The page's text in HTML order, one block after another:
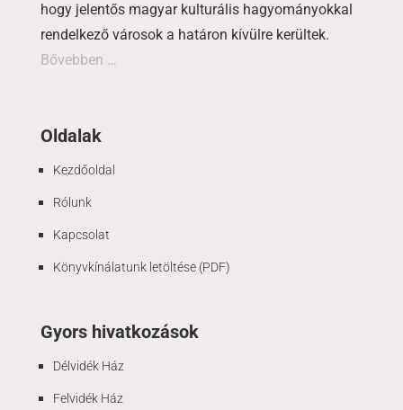
hogy jelentős magyar kulturális hagyományokkal
rendelkező városok a határon kívülre kerültek.
Bővebben …
Oldalak
Kezdőoldal
Rólunk
Kapcsolat
Könyvkínálatunk letöltése (PDF)
Gyors hivatkozások
Délvidék Ház
Felvidék Ház